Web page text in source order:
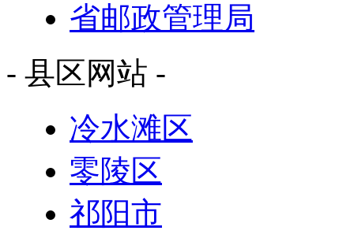
省邮政管理局
- 县区网站 -
冷水滩区
零陵区
祁阳市